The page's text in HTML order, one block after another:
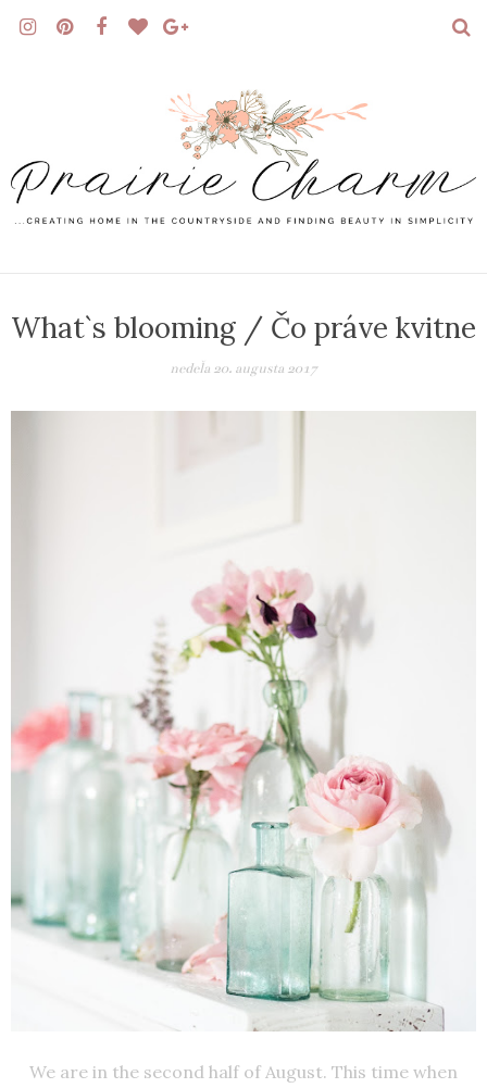
What`s blooming / Čo práve kvitne
nedeľa 20. augusta 2017
We are in the second half of August. This time when